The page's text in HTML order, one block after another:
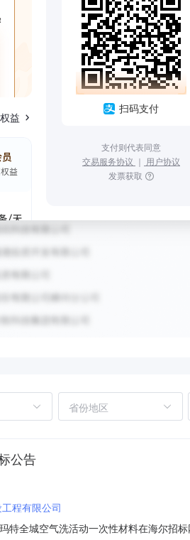
益
扫码支付
支付则代表同意
交易服务协议 ｜ 用户协议
发票获取
省份地区
公告
程有限公司
全城空气洗活动一次性材料在海尔招